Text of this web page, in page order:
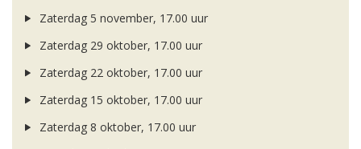
Zaterdag 5 november, 17.00 uur
Zaterdag 29 oktober, 17.00 uur
Zaterdag 22 oktober, 17.00 uur
Zaterdag 15 oktober, 17.00 uur
Zaterdag 8 oktober, 17.00 uur